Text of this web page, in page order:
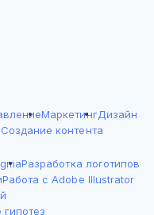
МаркетингДизайн
Создание контента
Разработка логотипов
Работа с Adobe Illustrator